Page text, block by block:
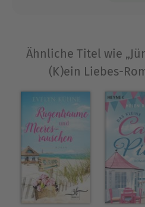
Ähnliche Titel wie
(K)ein Liebes-